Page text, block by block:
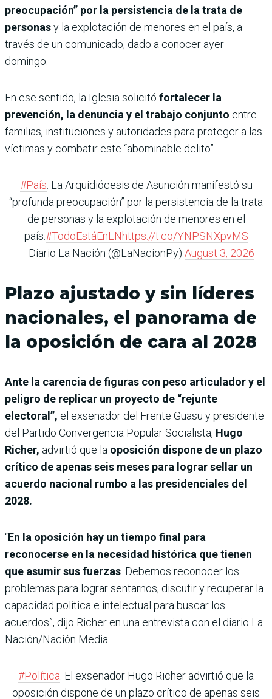
preocupación” por la persistencia de la trata de
personasy la explotación de menores en el país, a
través de un comunicado, dado a conocer ayer
domingo.
En ese sentido, la Iglesia solicitó fortalecer la
prevención, la denuncia y el trabajo conjunto entre
familias, instituciones y autoridades para proteger a las
víctimas y combatir este “abominable delito”.
#País . La Arquidiócesis de Asunción manifestó su
“profunda preocupación” por la persistencia de la trata
de personas y la explotación de menores en el
país.#TodoEstáEnLNhttps://t.co/YNPSNXpvMS
— Diario La Nación (@LaNacionPy) August 3, 2026
Plazo ajustado y sin líderes
nacionales, el panorama de
la oposición de cara al 2028
Ante la carencia de figuras con peso articulador y el
peligro de replicar un proyecto de “rejunte
electoral”, el exsenador del Frente Guasu y presidente
del Partido Convergencia Popular Socialista, Hugo
Richer, advirtió que la oposición dispone de un plazo
crítico de apenas seis meses para lograr sellar un
acuerdo nacional rumbo a las presidenciales del
2028.
“En la oposición hay un tiempo final para
reconocerse en la necesidad histórica que tienen
que asumir sus fuerzas . Debemos reconocer los
problemas para lograr sentarnos, discutir y recuperar la
capacidad política e intelectual para buscar los
acuerdos”, dijo Richer en una entrevista con el diario La
Nación/Nación Media.
#Política . El exsenador Hugo Richer advirtió que la
oposición dispone de un plazo crítico de apenas seis